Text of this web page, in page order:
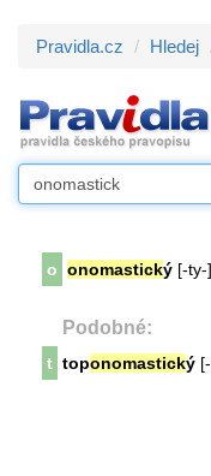
Pravidla.cz Hledej
o onomastický [-ty-]
Podobné:
t toponomastický